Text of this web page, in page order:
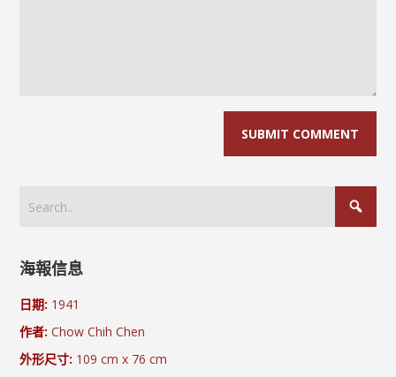
海報信息
日期: 1941
作者: Chow Chih Chen
外形尺寸: 109 cm x 76 cm